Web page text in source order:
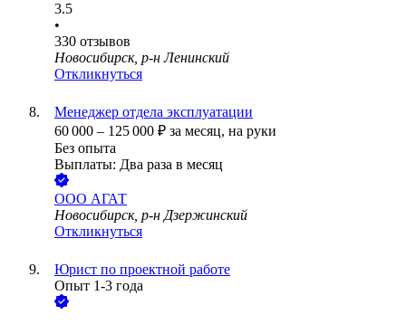
3.5
•
330 отзывов
Новосибирск, р-н Ленинский
Откликнуться
Менеджер отдела эксплуатации
60 000 – 125 000 ₽ за месяц, на руки
Без опыта
Выплаты: Два раза в месяц
ООО АГАТ
Новосибирск, р-н Дзержинский
Откликнуться
Юрист по проектной работе
Опыт 1-3 года